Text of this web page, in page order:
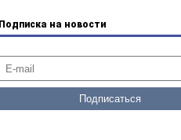
Подписка на новости